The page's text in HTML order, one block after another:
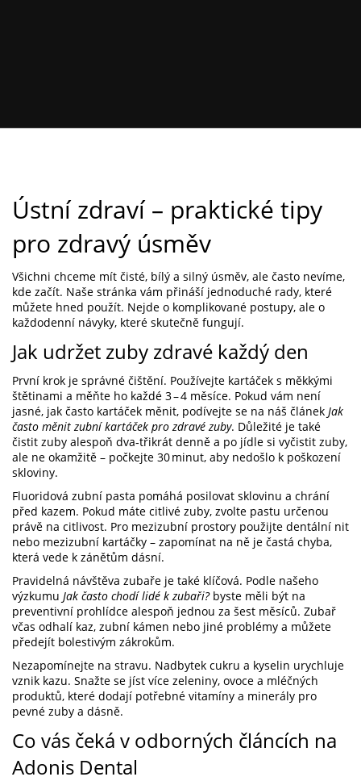
Ústní zdraví – praktické tipy
pro zdravý úsměv
Všichni chceme mít čisté, bílý a silný úsměv, ale často nevíme,
kde začít. Naše stránka vám přináší jednoduché rady, které
můžete hned použít. Nejde o komplikované postupy, ale o
každodenní návyky, které skutečně fungují.
Jak udržet zuby zdravé každý den
První krok je správné čištění. Používejte kartáček s měkkými
štětinami a měňte ho každé 3 – 4 měsíce. Pokud vám není
jasné, jak často kartáček měnit, podívejte se na náš článek Jak
často měnit zubní kartáček pro zdravé zuby. Důležité je také
čistit zuby alespoň dva‑třikrát denně a po jídle si vyčistit zuby,
ale ne okamžitě – počkejte 30 minut, aby nedošlo k poškození
skloviny.
Fluoridová zubní pasta pomáhá posilovat sklovinu a chrání
před kazem. Pokud máte citlivé zuby, zvolte pastu určenou
právě na citlivost. Pro mezizubní prostory použijte dentální nit
nebo mezizubní kartáčky – zapomínat na ně je častá chyba,
která vede k zánětům dásní.
Pravidelná návštěva zubaře je také klíčová. Podle našeho
výzkumu Jak často chodí lidé k zubaři?byste měli být na
preventivní prohlídce alespoň jednou za šest měsíců. Zubař
včas odhalí kaz, zubní kámen nebo jiné problémy a můžete
předejít bolestivým zákrokům.
Nezapomínejte na stravu. Nadbytek cukru a kyselin urychluje
vznik kazu. Snažte se jíst více zeleniny, ovoce a mléčných
produktů, které dodají potřebné vitamíny a minerály pro
pevné zuby a dásně.
Co vás čeká v odborných článcích na
Adonis Dental